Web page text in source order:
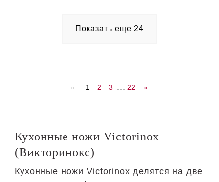
Показать еще 24
« 1 2 3 ... 22 »
Кухонные ножи Victorinox
(Викторинокс)
Кухонные ножи Victorinox делятся на две